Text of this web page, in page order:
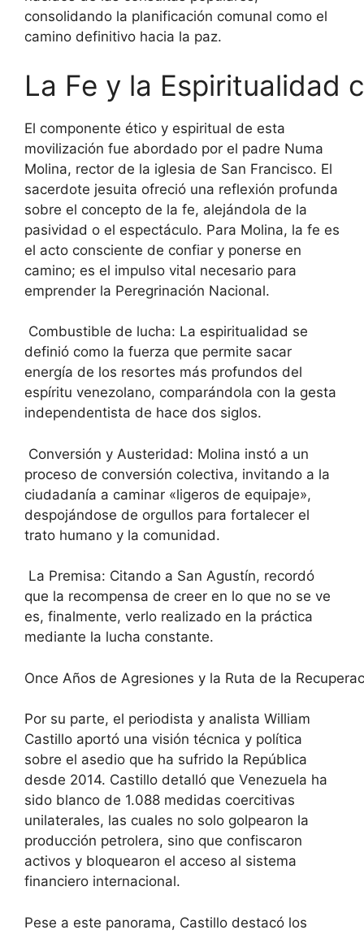
consolidando la planificación comunal como el
camino definitivo hacia la paz.
La Fe y la Espiritualidad
El componente ético y espiritual de esta
movilización fue abordado por el padre Numa
Molina, rector de la iglesia de San Francisco. El
sacerdote jesuita ofreció una reflexión profunda
sobre el concepto de la fe, alejándola de la
pasividad o el espectáculo. Para Molina, la fe es
el acto consciente de confiar y ponerse en
camino; es el impulso vital necesario para
emprender la Peregrinación Nacional.
Combustible de lucha: La espiritualidad se
definió como la fuerza que permite sacar
energía de los resortes más profundos del
espíritu venezolano, comparándola con la gesta
independentista de hace dos siglos.
Conversión y Austeridad: Molina instó a un
proceso de conversión colectiva, invitando a la
ciudadanía a caminar «ligeros de equipaje»,
despojándose de orgullos para fortalecer el
trato humano y la comunidad.
La Premisa: Citando a San Agustín, recordó
que la recompensa de creer en lo que no se ve
es, finalmente, verlo realizado en la práctica
mediante la lucha constante.
Once Años de Agresiones y la Ruta de la
Por su parte, el periodista y analista William
Castillo aportó una visión técnica y política
sobre el asedio que ha sufrido la República
desde 2014. Castillo detalló que Venezuela ha
sido blanco de 1.088 medidas coercitivas
unilaterales, las cuales no solo golpearon la
producción petrolera, sino que confiscaron
activos y bloquearon el acceso al sistema
financiero internacional.
Pese a este panorama, Castillo destacó los